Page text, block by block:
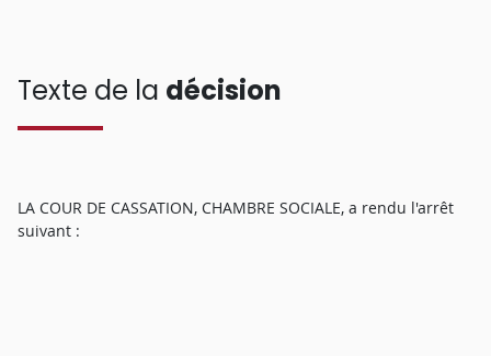
Texte de la décision
LA COUR DE CASSATION, CHAMBRE SOCIALE, a rendu l'arrêt
suivant :